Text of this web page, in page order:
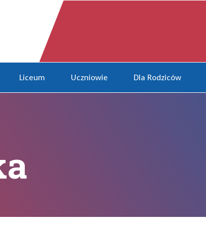
Liceum Uczniowie Dla Rodziców